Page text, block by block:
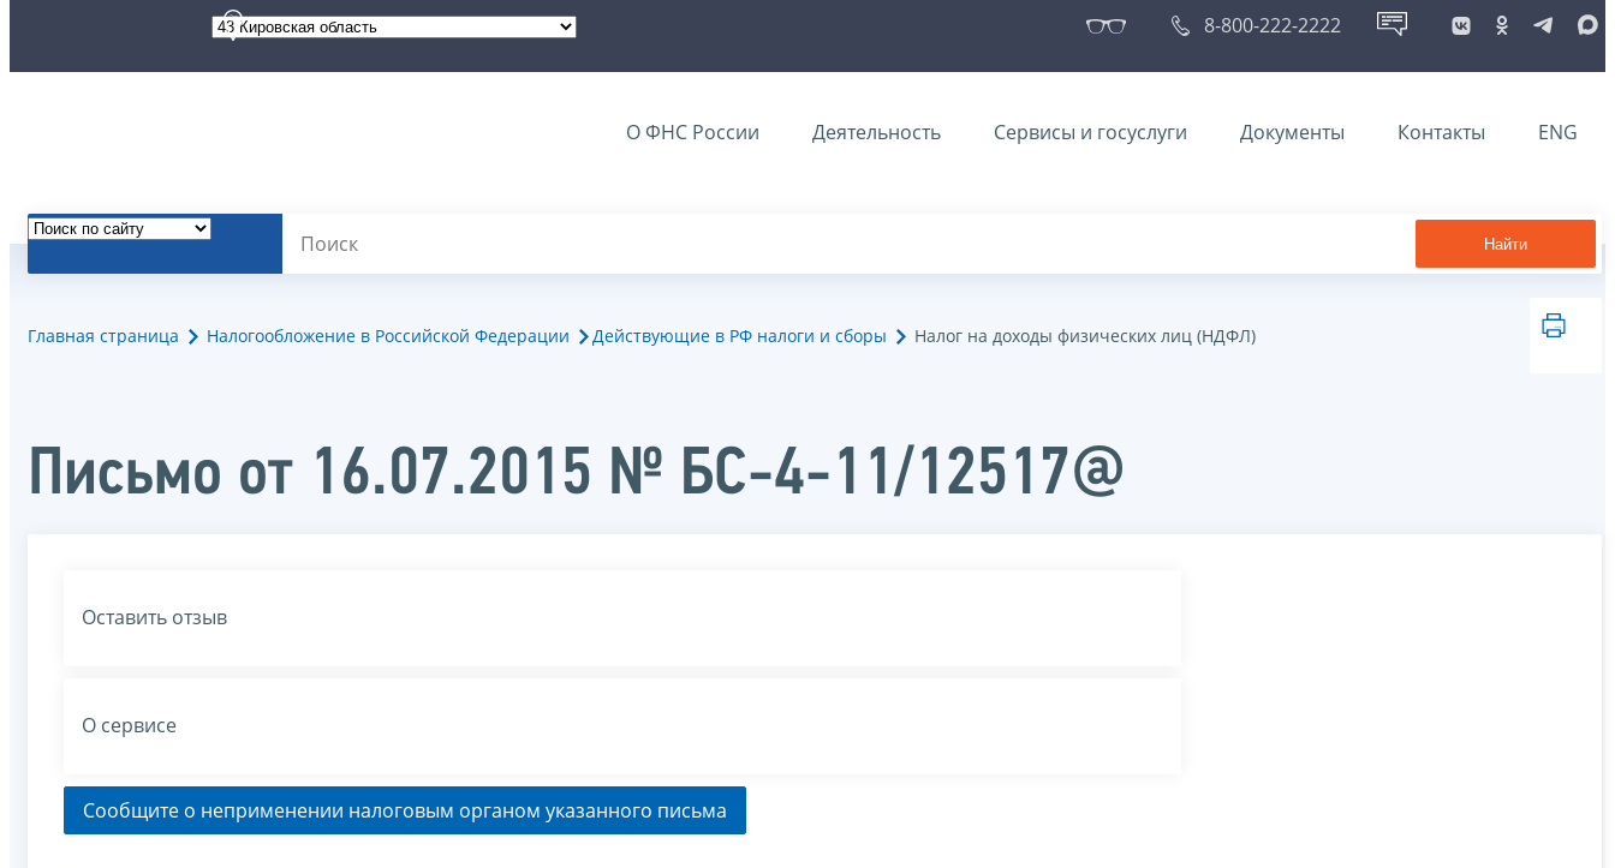
8-800-222-2222
О ФНС России Деятельность Сервисы и госуслуги Документы Контакты ENG
Найти
Главная страница Налогообложение в Российской Федерации Действующие в РФ налоги и сборы Налог на доходы физических лиц (НДФЛ)
Письмо от 16.07.2015 № БС-4-11/12517@
Оставить отзыв
О сервисе
Сообщите о неприменении налоговым органом указанного письма